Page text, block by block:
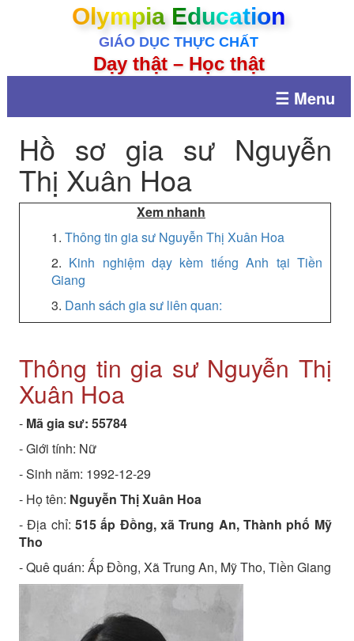
Olympia Education
GIÁO DỤC THỰC CHẤT
Dạy thật – Học thật
☰ Menu
Hồ sơ gia sư Nguyễn
Thị Xuân Hoa
Xem nhanh
1. Thông tin gia sư Nguyễn Thị Xuân Hoa
2. Kinh nghiệm dạy kèm tiếng Anh tại Tiền
Giang
3. Danh sách gia sư liên quan:
Thông tin gia sư Nguyễn Thị
Xuân Hoa
- Mã gia sư: 55784
- Giới tính: Nữ
- Sinh năm: 1992-12-29
- Họ tên: Nguyễn Thị Xuân Hoa
- Địa chỉ:515 ấp Đồng, xã Trung An, Thành phố Mỹ
Tho
- Quê quán: Ấp Đồng, Xã Trung An, Mỹ Tho, Tiền Giang